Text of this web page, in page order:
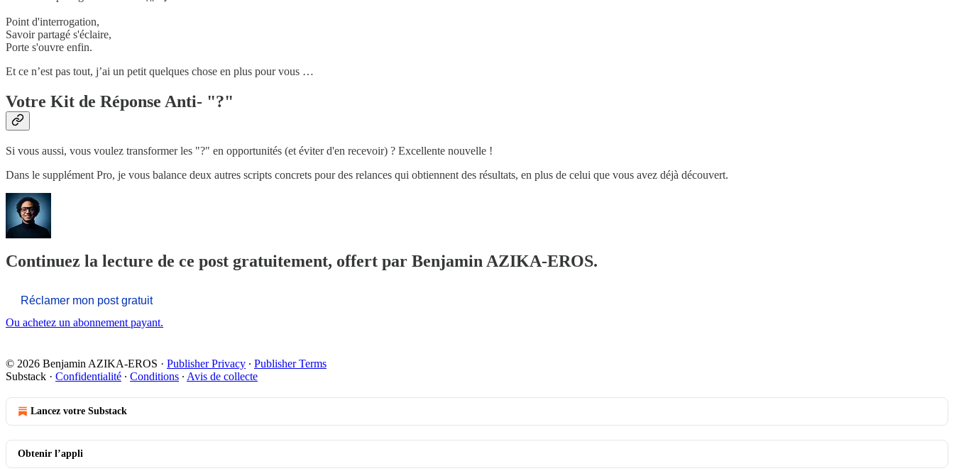
Point d'interrogation,
Savoir partagé s'éclaire,
Porte s'ouvre enfin.
Et ce n’est pas tout, j’ai un petit quelques chose en plus pour vous …
Votre Kit de Réponse Anti- "?"
Si vous aussi, vous voulez transformer les "?" en opportunités (et éviter d'en recevoir) ? Excellente nouvelle !
Dans le supplément Pro, je vous balance deux autres scripts concrets pour des relances qui obtiennent des résultats, en plus de celui que vous avez déjà découvert.
Continuez la lecture de ce post gratuitement, offert par Benjamin AZIKA-EROS.
Réclamer mon post gratuit
Ou achetez un abonnement payant.
© 2026 Benjamin AZIKA-EROS · Publisher Privacy ∙ Publisher Terms
Substack · Confidentialité ∙ Conditions ∙ Avis de collecte
Lancez votre Substack
Obtenir l’appli